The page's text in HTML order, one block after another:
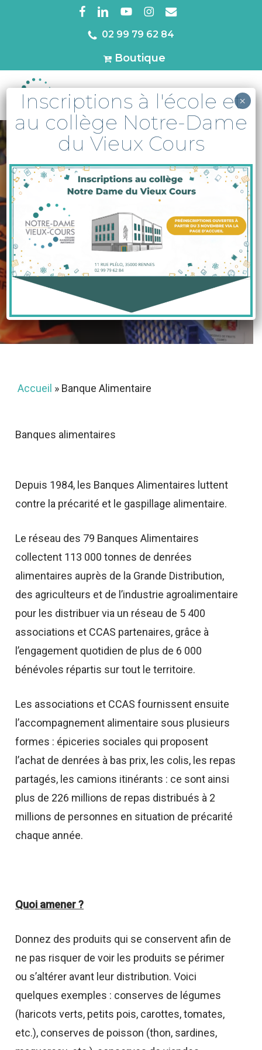
facebooklinkedinyoutubeinstagram
email
02 99 79 62 84
Boutique
MENU
A la une Actu
Collège
Élémentaire
Maternelle
Pastorale
Vie de l'établissement
Banque
Alimentaire
25 novembre 2021
Accueil » Banque Alimentaire
Banques alimentaires
Depuis 1984, les Banques Alimentaires luttent
contre la précarité et le gaspillage alimentaire.
Le réseau des 79 Banques Alimentaires
collectent 113 000 tonnes de denrées
alimentaires auprès de la Grande Distribution,
des agriculteurs et de l’industrie agroalimentaire
pour les distribuer via un réseau de 5 400
associations et CCAS partenaires, grâce à
l’engagement quotidien de plus de 6 000
bénévoles répartis sur tout le territoire.
Les associations et CCAS fournissent ensuite
l’accompagnement alimentaire sous plusieurs
formes : épiceries sociales qui proposent
l’achat de denrées à bas prix, les colis, les repas
partagés, les camions itinérants : ce sont ainsi
plus de 226 millions de repas distribués à 2
millions de personnes en situation de précarité
chaque année.
Quoi amener ?
Donnez des produits qui se conservent afin de
ne pas risquer de voir les produits se périmer
ou s’altérer avant leur distribution. Voici
quelques exemples : conserves de légumes
(haricots verts, petits pois, carottes, tomates,
etc.), conserves de poisson (thon, sardines,
Inscriptions à l'école et
au collège Notre-Dame
du Vieux Cours
×